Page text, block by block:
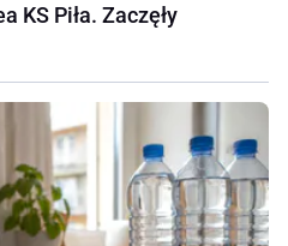
KS Piła. Zaczęły